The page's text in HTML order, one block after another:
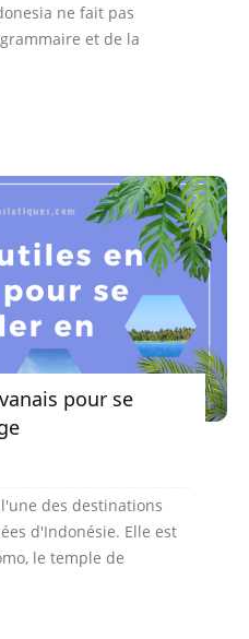
ne fait pas
et de la
pour se
l'une des destinations
d'Indonésie. Elle est
le temple de